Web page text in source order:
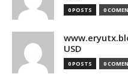
0 POSTS 0
USD
0 POSTS 0